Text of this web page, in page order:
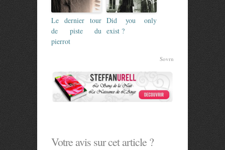
Le dernier tour
de piste du
pierrot
Did you only
exist ?
Sovrn
Votre avis sur cet article ?